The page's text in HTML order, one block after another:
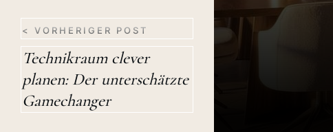
< VORHERIGER POST
Technikraum clever
planen: Der unterschätzte
Gamechanger